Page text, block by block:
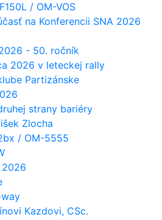
/ OM-VOS
na Konferencii SNA 2026
- 50. ročník
2026 v leteckej rally
Partizánske
strany bariéry
Zlocha
/ OM-5555
2026
Kazdovi, CSc.